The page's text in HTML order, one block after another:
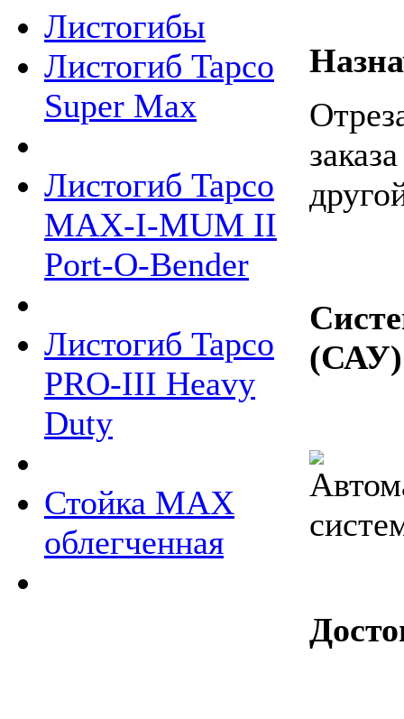
Листогибы
Листогиб Tapco
Super Max
Листогиб Tapco
MAX-I-MUM II
Port-O-Bender
Листогиб Tapco
PRO-III Heavy
Duty
Стойка МАХ
облегченная
(САУ)